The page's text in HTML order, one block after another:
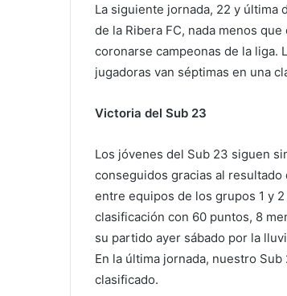
La siguiente jornada, 22 y última
de la Ribera FC, nada menos
coronarse campeonas de la liga.
jugadoras van séptimas en una
Victoria del Sub 23
Los jóvenes del Sub 23 siguen
conseguidos gracias al
entre equipos de los grupos 1 y
clasificación con 60 puntos, 8
su partido ayer sábado por la
En la última jornada, nuestro
clasificado.